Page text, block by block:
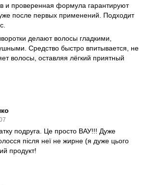
и проверенная формула гарантируют
после первых применений. Подходит
делают волосы гладкими,
Средство быстро впитывается, не
волосы, оставляя лёгкий приятный
подруга. Це просто ВАУ!!! Дуже
після неї не жирне (я дуже цього
продукт!